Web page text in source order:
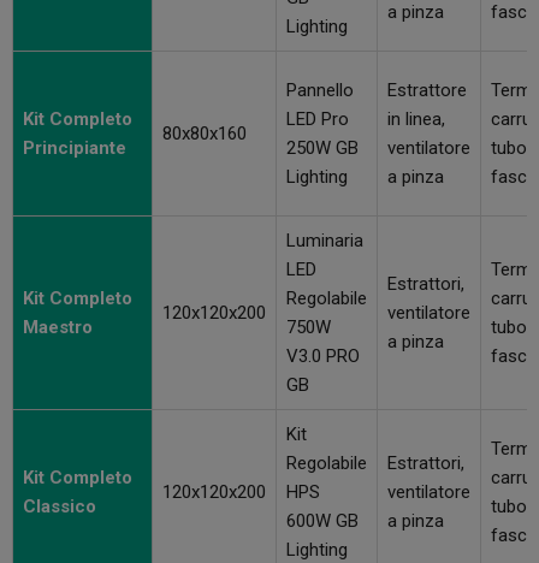
Lighting
a pinza
Kit Completo
Principiante
80x80x160
Pannello
LED Pro
250W GB
Lighting
Estrattore
in linea,
ventilatore
a pinza
tubo
Kit Completo
Maestro
120x120x200
Luminaria
LED
Regolabile
750W
V3.0 PRO
GB
Estrattori,
ventilatore
a pinza
tubo
Kit Completo
Classico
120x120x200
Kit
Regolabile
HPS
600W GB
Lighting
Estrattori,
ventilatore
a pinza
tubo